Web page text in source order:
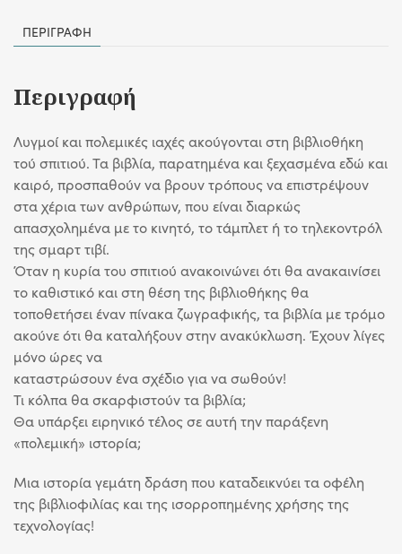
ΠΕΡΙΓΡΑΦΉ
Περιγραφή
Λυγμοί και πολεμικές ιαχές ακούγονται στη βιβλιοθήκη
τού σπιτιού. Τα βιβλία, παρατημένα και ξεχασμένα εδώ και
καιρό, προσπαθούν να βρουν τρόπους να επιστρέψουν
στα χέρια των ανθρώπων, που είναι διαρκώς
απασχολημένα με το κινητό, το τάμπλετ ή το τηλεκοντρόλ
της σμαρτ τιβί.
Όταν η κυρία του σπιτιού ανακοινώνει ότι θα ανακαινίσει
το καθιστικό και στη θέση της βιβλιοθήκης θα
τοποθετήσει έναν πίνακα ζωγραφικής, τα βιβλία με τρόμο
ακούνε ότι θα καταλήξουν στην ανακύκλωση. Έχουν λίγες
μόνο ώρες να
καταστρώσουν ένα σχέδιο για να σωθούν!
Τι κόλπα θα σκαρφιστούν τα βιβλία;
Θα υπάρξει ειρηνικό τέλος σε αυτή την παράξενη
«πολεμική» ιστορία;
Μια ιστορία γεμάτη δράση που καταδεικνύει τα οφέλη
της βιβλιοφιλίας και της ισορροπημένης χρήσης της
τεχνολογίας!